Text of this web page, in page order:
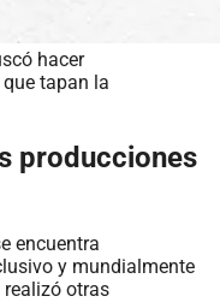
hacer
tapan la
producciones
encuentra
y mundialmente
realizó otras